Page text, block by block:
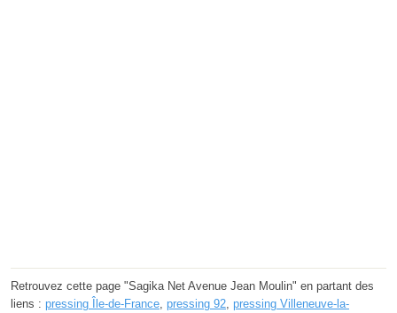
Retrouvez cette page "Sagika Net Avenue Jean Moulin" en partant des
liens : pressing Île-de-France pressing 92 pressing Villeneuve-la-